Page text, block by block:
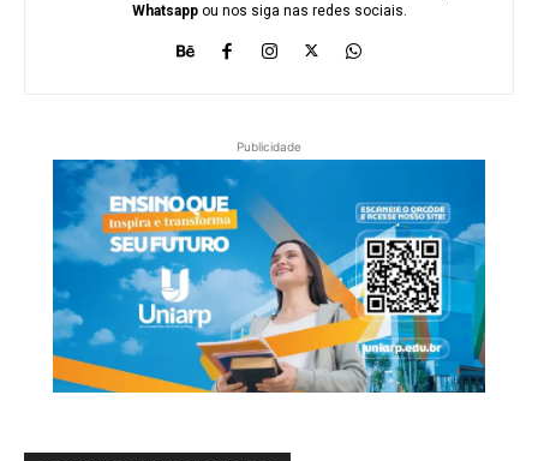
Whatsappou nos siga nas redes sociais.
Publicidade